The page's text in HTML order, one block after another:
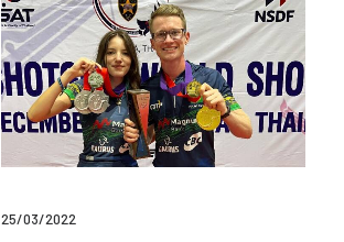
25/03/2022